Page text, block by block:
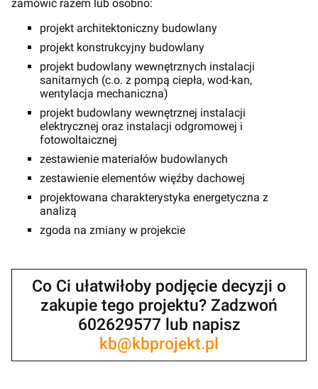
zamówić razem lub osobno:
projekt architektoniczny budowlany
projekt konstrukcyjny budowlany
projekt budowlany wewnętrznych instalacji
sanitarnych (c.o. z pompą ciepła, wod-kan,
wentylacja mechaniczna)
projekt budowlany wewnętrznej instalacji
elektrycznej oraz instalacji odgromowej i
fotowoltaicznej
zestawienie materiałów budowlanych
zestawienie elementów więźby dachowej
projektowana charakterystyka energetyczna z
analizą
zgoda na zmiany w projekcie
Co Ci ułatwiłoby podjęcie decyzji o
zakupie tego projektu? Zadzwoń
602629577 lub napisz
kb@kbprojekt.pl